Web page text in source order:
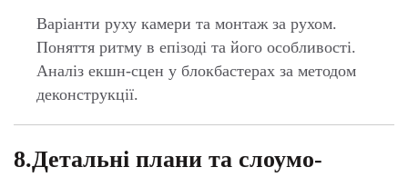
9.Використання музики в екшн-
епізоді
Опрацювання кадрів, динамічний позинг і